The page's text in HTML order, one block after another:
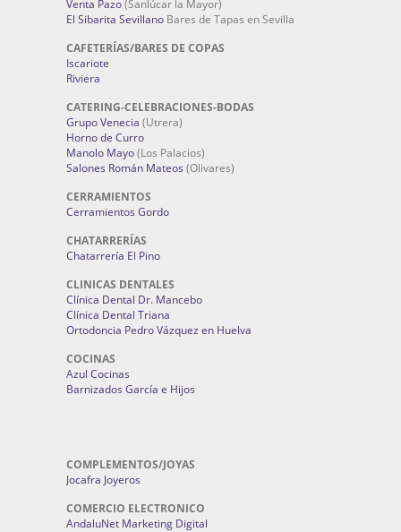
Venta Pazo(Sanlúcar la Mayor)
El Sibarita Sevillano Bares de Tapas en Sevilla
CAFETERÍAS/BARES DE COPAS
Iscariote
Riviera
CATERING-CELEBRACIONES-BODAS
Grupo Venecia (Utrera)
Horno de Curro
Manolo Mayo(Los Palacios)
Salones Román Mateos (Olivares)
CERRAMIENTOS
Cerramientos Gordo
CHATARRERÍAS
Chatarrería El Pino
CLINICAS DENTALES
Clínica Dental Dr. Mancebo
Clínica Dental Triana
Ortodoncia Pedro Vázquez en Huelva
COCINAS
Azul Cocinas
Barnizados García e Hijos
COMPLEMENTOS/JOYAS
Jocafra Joyeros
COMERCIO ELECTRONICO
AndaluNet Marketing Digital